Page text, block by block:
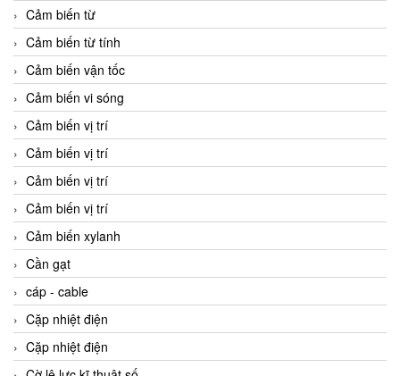
Cảm biến từ
Cảm biến từ tính
Cảm biến vận tốc
Cảm biến vi sóng
Cảm biến vị trí
Cảm biến vị trí
Cảm biến vị trí
Cảm biến vị trí
Cảm biến xylanh
Cần gạt
cáp - cable
Cặp nhiệt điện
Cặp nhiệt điện